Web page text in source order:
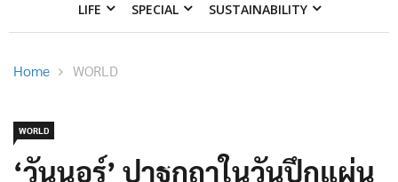
LIFE SPECIAL SUSTAINABILITY
Home WORLD
WORLD
‘วันนอร์’ ปาฐกถาในวันปึกแผ่น